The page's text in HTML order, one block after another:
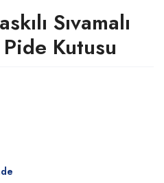
Sıvamalı
Kutusu